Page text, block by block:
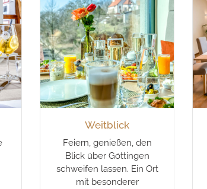
Weitblick
Feiern, genießen, den
Blick über Göttingen
schweifen lassen. Ein Ort